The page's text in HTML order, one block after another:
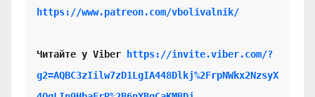
https://www.patreon.com/vbolivalnik/
Читайте у Viber
https://invite.viber.com/?
g2=AQBC3zIilw7zD1LgIA448Dlkj%2FrpNWkx2NzsyX